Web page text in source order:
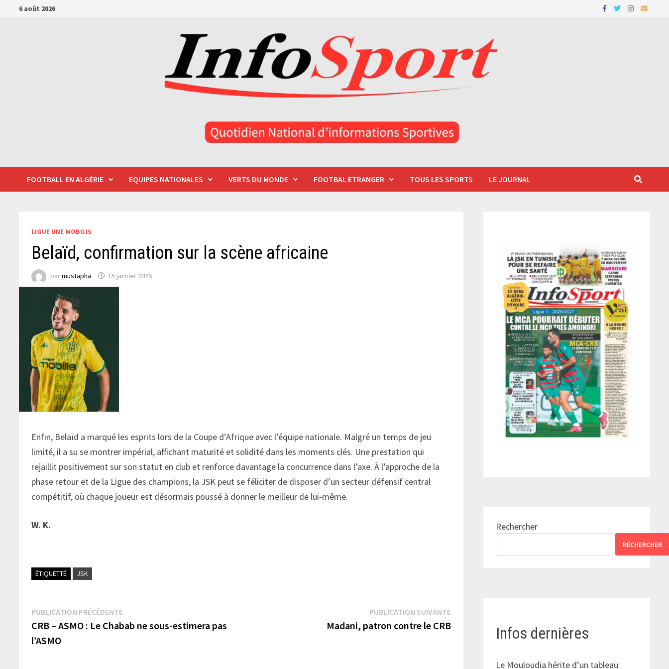
Passer6 août 2026
FOOTBALL EN ALGÉRIE EQUIPES NATIONALES VERTS DU MONDE FOOTBAL ETRANGER TOUS LES SPORTS LE JOURNAL
LIGUE UNE MOBILIS
Belaïd, confirmation sur la scène africaine
parmustapha 15 janvier 2026
Enfin, Belaïd a marqué les esprits lors de la Coupe d’Afrique avec l’équipe nationale. Malgré un temps de jeu
limité, il a su se montrer impérial, affichant maturité et solidité dans les moments clés. Une prestation qui
rejaillit positivement sur son statut en club et renforce davantage la concurrence dans l’axe. À l’approche de la
phase retour et de la Ligue des champions, la JSK peut se féliciter de disposer d’un secteur défensif central
compétitif, où chaque joueur est désormais poussé à donner le meilleur de lui-même.
W. K.
ÉTIQUETTÉ JSK
Navigation
de
PUBLICATION PRÉCÉDENTEPublication
précédente :
CRB – ASMO : Le Chabab ne sous-estimera pas
l’ASMO
PUBLICATION SUIVANTEPublication
suivante :
Madani, patron contre le CRB
Rechercher
RECHERCHER
Infos dernières
Le Mouloudia hérite d’un tableau